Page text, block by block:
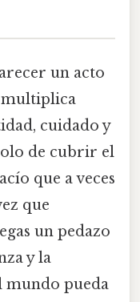
un acto
multiplica
cuidado y
de cubrir el
que a veces
que
un pedazo
y la
mundo pueda